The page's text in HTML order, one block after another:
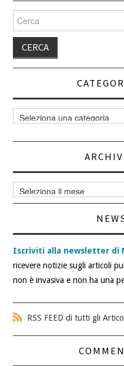
per:
Categorie
articoli
Archivi
articoli
Iscriviti alla newsletter di
ricevere notizie sugli articoli
non è invasiva e non ha una
RSS FEED di tutti gli